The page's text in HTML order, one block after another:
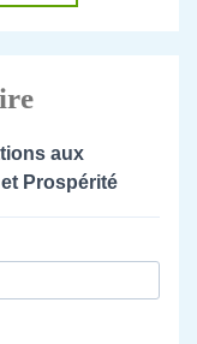
aux
Prospérité